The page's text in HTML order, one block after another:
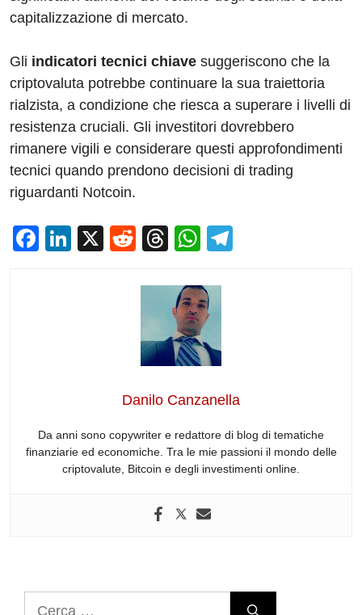
capitalizzazione di mercato.
Gli indicatori tecnici chiave suggeriscono che la
criptovaluta potrebbe continuare la sua traiettoria
rialzista, a condizione che riesca a superare i livelli di
resistenza cruciali. Gli investitori dovrebbero
rimanere vigili e considerare questi approfondimenti
tecnici quando prendono decisioni di trading
riguardanti Notcoin.
F
Li
X
R
d
di
t
T
e
a
d
s
W
at
s
A
p
p
Danilo Canzanella
Da anni sono copywriter e redattore di blog di tematiche
finanziarie ed economiche. Tra le mie passioni il mondo delle
criptovalute, Bitcoin e degli investimenti online.